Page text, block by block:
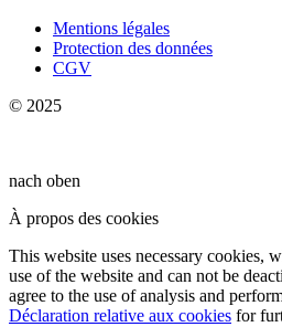
Mentions légales
Protection des données
CGV
© 2025
nach oben
À propos des cookies
This website uses necessary cookies,
use of the website and can not be
agree to the use of analysis and
Déclaration relative aux cookies for